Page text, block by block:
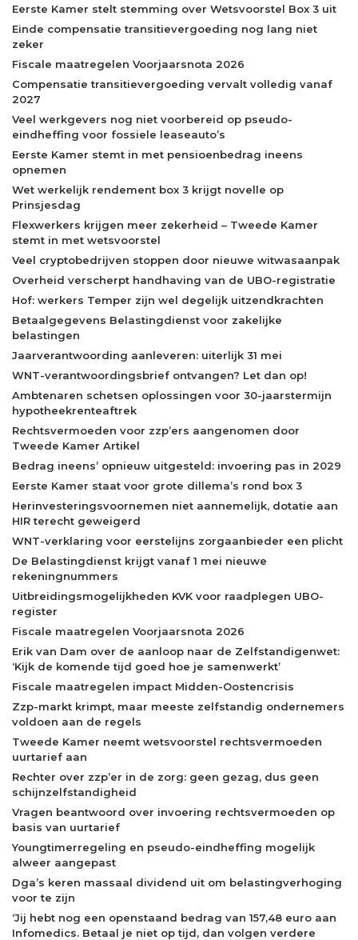
Eerste Kamer stelt stemming over Wetsvoorstel Box 3 uit
Einde compensatie transitievergoeding nog lang niet
zeker
Fiscale maatregelen Voorjaarsnota 2026
Compensatie transitievergoeding vervalt volledig vanaf
2027
Veel werkgevers nog niet voorbereid op pseudo-
eindheffing voor fossiele leaseauto’s
Eerste Kamer stemt in met pensioenbedrag ineens
opnemen
Wet werkelijk rendement box 3 krijgt novelle op
Prinsjesdag
Flexwerkers krijgen meer zekerheid – Tweede Kamer
stemt in met wetsvoorstel
Veel cryptobedrijven stoppen door nieuwe witwasaanpak
Overheid verscherpt handhaving van de UBO-registratie
Hof: werkers Temper zijn wel degelijk uitzendkrachten
Betaalgegevens Belastingdienst voor zakelijke
belastingen
Jaarverantwoording aanleveren: uiterlijk 31 mei
WNT-verantwoordingsbrief ontvangen? Let dan op!
Ambtenaren schetsen oplossingen voor 30-jaarstermijn
hypotheekrenteaftrek
Rechtsvermoeden voor zzp’ers aangenomen door
Tweede Kamer Artikel
Bedrag ineens’ opnieuw uitgesteld: invoering pas in 2029
Eerste Kamer staat voor grote dillema’s rond box 3
Herinvesteringsvoornemen niet aannemelijk, dotatie aan
HIR terecht geweigerd
WNT-verklaring voor eerstelijns zorgaanbieder een plicht
De Belastingdienst krijgt vanaf 1 mei nieuwe
rekeningnummers
Uitbreidingsmogelijkheden KVK voor raadplegen UBO-
register
Fiscale maatregelen Voorjaarsnota 2026
Erik van Dam over de aanloop naar de Zelfstandigenwet:
‘Kijk de komende tijd goed hoe je samenwerkt’
Fiscale maatregelen impact Midden-Oostencrisis
Zzp-markt krimpt, maar meeste zelfstandig ondernemers
voldoen aan de regels
Tweede Kamer neemt wetsvoorstel rechtsvermoeden
uurtarief aan
Rechter over zzp’er in de zorg: geen gezag, dus geen
schijnzelfstandigheid
Vragen beantwoord over invoering rechtsvermoeden op
basis van uurtarief
Youngtimerregeling en pseudo-eindheffing mogelijk
alweer aangepast
Dga’s keren massaal dividend uit om belastingverhoging
voor te zijn
‘Jij hebt nog een openstaand bedrag van 157,48 euro aan
Infomedics. Betaal je niet op tijd, dan volgen verdere